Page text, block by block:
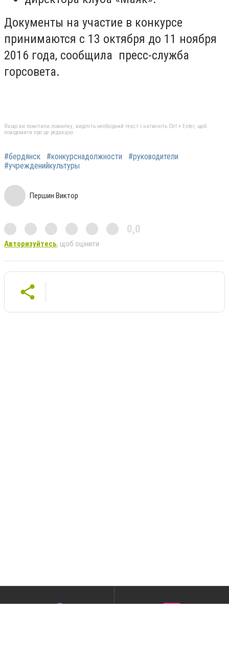
Документы на участие в конкурсе
принимаются с 13 октября до 11 ноября
2016 года, сообщила пресс-служба
горсовета.
Якщо ви помітили помилку, виділіть необхідний текст і натисніть Ctrl + Enter, щоб
повідомити про це редакцію
#бердянск #конкурснадолжности
#руководители
#учрежденийкультуры
Першин Виктор
0,0
Авторизуйтесь, щоб оцінити